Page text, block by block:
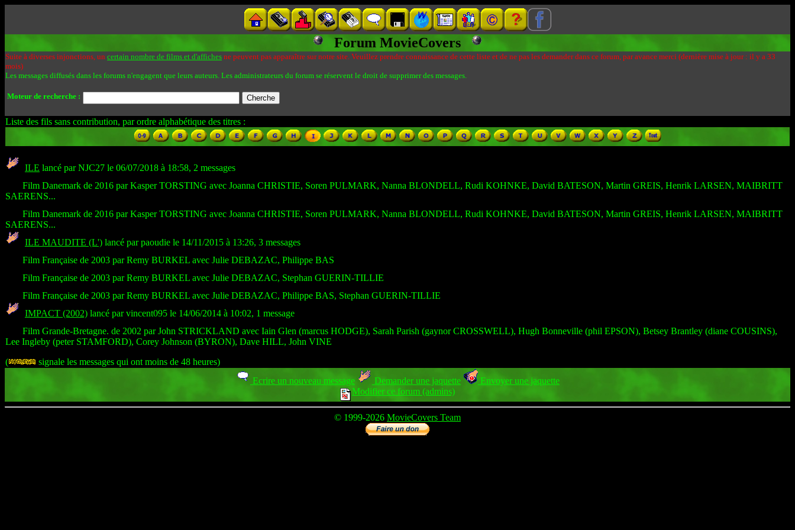
Forum MovieCovers
Suite à diverses injonctions, un certain nombre de films et d'affiches ne peuvent pas apparaître sur notre site. Veuillez prendre connaissance de cette liste et de ne pas les demander dans ce forum, par avance merci (dernière mise à jour : il y a 33
mois)
Les messages diffusés dans les forums n'engagent que leurs auteurs. Les administrateurs du forum se réservent le droit de supprimer des messages.
Moteur de recherche :
Liste des fils sans contribution, par ordre alphabétique des titres :
ILE lancé par NJC27 le 06/07/2018 à 18:58, 2 messages
Film Danemark de 2016 par Kasper TORSTING avec Joanna CHRISTIE, Soren PULMARK, Nanna BLONDELL, Rudi KOHNKE, David BATESON, Martin GREIS, Henrik LARSEN, MAIBRITT
SAERENS...
Film Danemark de 2016 par Kasper TORSTING avec Joanna CHRISTIE, Soren PULMARK, Nanna BLONDELL, Rudi KOHNKE, David BATESON, Martin GREIS, Henrik LARSEN, MAIBRITT
SAERENS...
ILE MAUDITE (L') lancé par paoudie le 14/11/2015 à 13:26, 3 messages
Film Française de 2003 par Remy BURKEL avec Julie DEBAZAC, Philippe BAS
Film Française de 2003 par Remy BURKEL avec Julie DEBAZAC, Stephan GUERIN-TILLIE
Film Française de 2003 par Remy BURKEL avec Julie DEBAZAC, Philippe BAS, Stephan GUERIN-TILLIE
IMPACT (2002) lancé par vincent095 le 14/06/2014 à 10:02, 1 message
Film Grande-Bretagne. de 2002 par John STRICKLAND avec Iain Glen (marcus HODGE), Sarah Parish (gaynor CROSSWELL), Hugh Bonneville (phil EPSON), Betsey Brantley (diane COUSINS),
Lee Ingleby (peter STAMFORD), Corey Johnson (BYRON), Dave HILL, John VINE
(
signale les messages qui ont moins de 48 heures)
Ecrire un nouveau message
Demander une jaquette
Envoyer une jaquette
Modifier ce forum (admins)
© 1999-2026 MovieCovers Team